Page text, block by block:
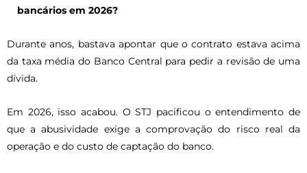
bancários em 2026?
Durante anos, bastava apontar que o contrato estava acima
da taxa média do Banco Central para pedir a revisão de uma
dívida.
Em 2026, isso acabou. O STJ pacificou o entendimento de
que a abusividade exige a comprovação do risco real da
operação e do custo de captação do banco.